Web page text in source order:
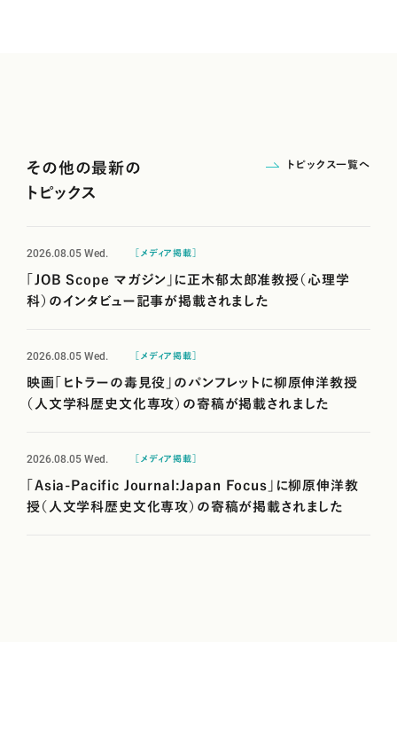
その他の最新の
トピックス
トピックス一覧へ
2026.08.05Wed. ［メディア掲載］
「JOB Scope マガジン」に正木郁太郎准教授（心理学
科）のインタビュー記事が掲載されました
2026.08.05Wed. ［メディア掲載］
映画「ヒトラーの毒見役」のパンフレットに柳原伸洋教授
（人文学科歴史文化専攻）の寄稿が掲載されました
2026.08.05Wed. ［メディア掲載］
「Asia-Pacific Journal:Japan Focus」に柳原伸洋教
授（人文学科歴史文化専攻）の寄稿が掲載されました